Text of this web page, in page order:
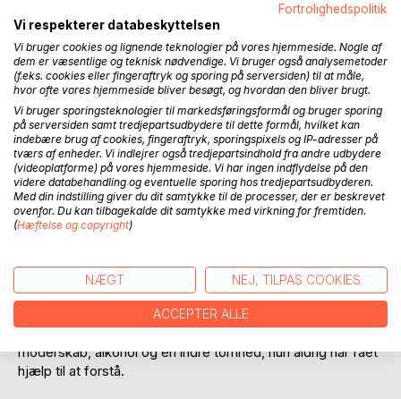
BESKRIVELSE
Bogen fortæller historien om en grønlandsk kvinde, Lillian,
der vokser op som juridisk faderløs i et samfund præget af
koloniale strukturer, tavshed og skam. Hendes far, en
dansk mand, tager aldrig ansvar, og hun efterlades uden
juridisk anerkendelse, rettigheder og adgang til sin egen
historie. Som barn bliver hun sendt til Danmark for at blive
gjort dansk, adskilt fra sit sprog, sin kultur og sine rødder.
Det skaber et dybt brud i hendes identitet.
mørke i Grønland, hvor kærligheden fra mormoren står i
stærk kontrast til overgreb, svigt og tab. Traumatiske
oplevelser bliver aldrig italesat, men lagres i kroppen og
sindet. Som voksen kæmper hun med relationer,
moderskab, alkohol og en indre tomhed, hun aldrig har fået
hjælp til at forstå.
Fortrolighedspolitik
Vi respekterer databeskyttelsen
Vi bruger cookies og lignende teknologier på vores hjemmeside. Nogle af
dem er væsentlige og teknisk nødvendige. Vi bruger også analysemetoder
(f.eks. cookies eller fingeraftryk og sporing på serversiden) til at måle,
hvor ofte vores hjemmeside bliver besøgt, og hvordan den bliver brugt.
Vi bruger sporingsteknologier til markedsføringsformål og bruger sporing
på serversiden samt tredjepartsudbydere til dette formål, hvilket kan
indebære brug af cookies, fingeraftryk, sporingspixels og IP-adresser på
tværs af enheder. Vi indlejrer også tredjepartsindhold fra andre udbydere
(videoplatforme) på vores hjemmeside. Vi har ingen indflydelse på den
videre databehandling og eventuelle sporing hos tredjepartsudbyderen.
Med din indstilling giver du dit samtykke til de processer, der er beskrevet
ovenfor. Du kan tilbagekalde dit samtykke med virkning for fremtiden.
(Hæftelse og copyright)
NÆGT NEJ, TILPAS COOKIES
ACCEPTER ALLE